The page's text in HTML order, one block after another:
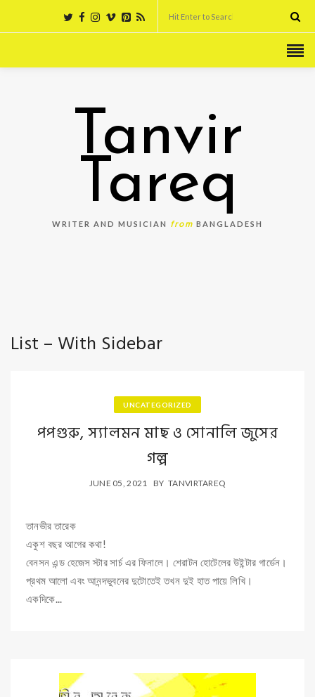
Tanvir
Tareq
WRITER AND MUSICIAN from BANGLADESH
List – With Sidebar
UNCATEGORIZED
পপগুরু, স্যালমন মাছ ও সোনালি জুসের
গল্প
JUNE 05, 2021 BY TANVIRTAREQ
তানভীর তারেক
একুশ বছর আগের কথা!
বেনসন এন্ড হেজেস স্টার সার্চ এর ফিনালে। শেরাটন হোটেলের উইন্টার গার্ডেন।
প্রথম আলো এবং আনন্দভুবনের দুটোতেই তখন দুই হাত পায়ে লিখি।
একদিকে...